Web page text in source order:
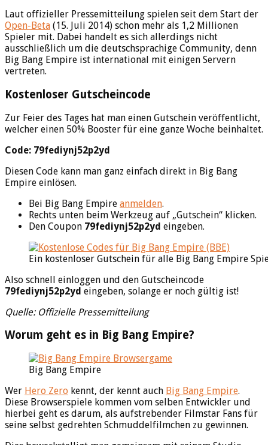
Laut offizieller Pressemitteilung spielen seit dem Start der
Open-Beta (15. Juli 2014) schon mehr als 1,2 Millionen
Spieler mit. Dabei handelt es sich allerdings nicht
ausschließlich um die deutschsprachige Community, denn
Big Bang Empire ist international mit einigen Servern
vertreten.
Kostenloser Gutscheincode
Zur Feier des Tages hat man einen Gutschein veröffentlicht,
welcher einen 50% Booster für eine ganze Woche beinhaltet.
Code: 79fediynj52p2yd
Diesen Code kann man ganz einfach direkt in Big Bang
Empire einlösen.
Bei Big Bang Empire anmelden.
Rechts unten beim Werkzeug auf „Gutschein“ klicken.
Den Coupon 79fediynj52p2yd eingeben.
Ein kostenloser Gutschein für alle Big Bang Empire
Also schnell einloggen und den Gutscheincode
79fediynj52p2yd eingeben, solange er noch gültig ist!
Quelle: Offizielle Pressemitteilung
Worum geht es in Big Bang Empire?
Big Bang Empire
Wer Hero Zero kennt, der kennt auch Big Bang Empire.
Diese Browserspiele kommen vom selben Entwickler und
hierbei geht es darum, als aufstrebender Filmstar Fans für
seine selbst gedrehten Schmuddelfilmchen zu gewinnen.